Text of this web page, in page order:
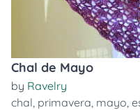
Chal de Mayo
by Ravelry
chal, primavera, mayo,